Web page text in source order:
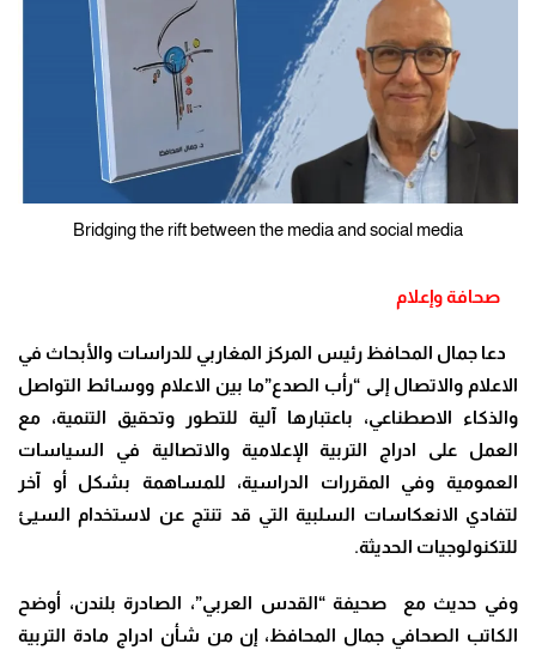
Bridging the rift between the media and social media
صحافة وإعلام
دعا جمال المحافظ رئيس المركز المغاربي للدراسات والأبحاث في
الاعلام والاتصال إلى “رأب الصدع”ما بين الاعلام ووسائط التواصل
والذكاء الاصطناعي، باعتبارها آلية للتطور وتحقيق التنمية، مع
العمل على ادراج التربية الإعلامية والاتصالية في السياسات
العمومية وفي المقررات الدراسية، للمساهمة بشكل أو آخر
لتفادي الانعكاسات السلبية التي قد تنتج عن لاستخدام السيئ
للتكنولوجيات الحديثة.
وفي حديث مع صحيفة “القدس العربي”، الصادرة بلندن، أوضح
الكاتب الصحافي جمال المحافظ، إن من شأن ادراج مادة التربية